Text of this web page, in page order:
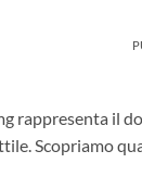
rappresenta il
Scopriamo